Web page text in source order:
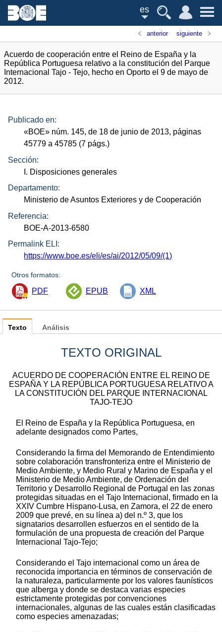
es
anterior siguiente
Acuerdo de cooperación entre el Reino de España y la
República Portuguesa relativo a la constitución del Parque
Internacional Tajo - Tejo, hecho en Oporto el 9 de mayo de
2012.
Publicado en:
«BOE» núm. 145, de 18 de junio de 2013, páginas
45779 a 45785 (7 págs.)
Sección:
I. Disposiciones generales
Departamento:
Ministerio de Asuntos Exteriores y de Cooperación
Referencia:
BOE-A-2013-6580
Permalink ELI:
https://www.boe.es/eli/es/ai/2012/05/09/(1)
Otros formatos:
PDF EPUB XML
Texto
TEXTO ORIGINAL
ACUERDO DE COOPERACIÓN ENTRE EL REINO DE
ESPAÑA Y LA REPÚBLICA PORTUGUESA RELATIVO A
LA CONSTITUCIÓN DEL PARQUE INTERNACIONAL
TAJO-TEJO
El Reino de España y la República Portuguesa, en
adelante designados como Partes,
Considerando la firma del Memorando de Entendimiento
sobre colaboración transfronteriza entre el Ministerio de
Medio Ambiente, y Medio Rural y Marino de España y el
Ministerio de Medio Ambiente, de Ordenación del
Territorio y Desarrollo Regional de Portugal en las zonas
protegidas situadas en el Tajo Internacional, firmado en la
XXIV Cumbre Hispano-Lusa, en Zamora, el 22 de enero
2009 que prevé, en su línea a) del n.º 3, que los
signatarios desarrollen esfuerzos en el sentido de la
formulación de una propuesta de creación del Parque
Internacional Tajo-Tejo;
Considerando el Tajo internacional como un área de
reconocida importancia en términos de conservación de
la naturaleza, particularmente por los valores faunísticos
que alberga y donde se destaca varias especies
estrictamente protegidas por convenciones
internacionales, algunas de las cuales están clasificadas
como especies amenazadas;
Análisis